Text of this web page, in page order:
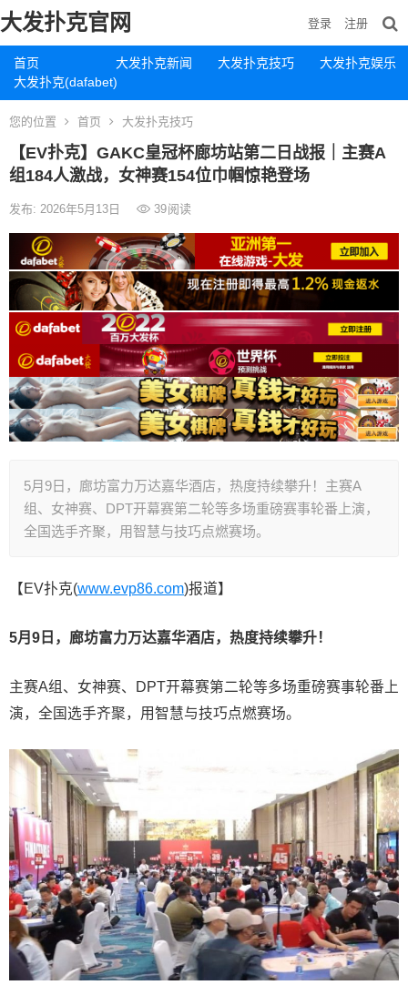
大发扑克官网
首页 大发扑克新闻 大发扑克技巧
大发扑克娱乐
大发扑克(dafabet)
登录 注册
您的位置 首页 大发扑克技巧
【EV扑克】GAKC皇冠杯廊坊站第二日战报｜主赛A
组184人激战，女神赛154位巾帼惊艳登场
发布: 2026年5月13日 39阅读
5月9日，廊坊富力万达嘉华酒店，热度持续攀升！主赛A
组、女神赛、DPT开幕赛第二轮等多场重磅赛事轮番上演，
全国选手齐聚，用智慧与技巧点燃赛场。
【EV扑克(www.evp86.com)报道】
5月9日，廊坊富力万达嘉华酒店，热度持续攀升！
主赛A组、女神赛、DPT开幕赛第二轮等多场重磅赛事轮番上
演，全国选手齐聚，用智慧与技巧点燃赛场。